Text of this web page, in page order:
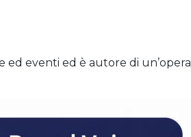
ed eventi ed è autore di un’opera